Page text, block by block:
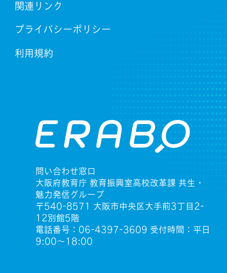
関連リンク
プライバシーポリシー
利用規約
問い合わせ窓口
大阪府教育庁 教育振興室高校改革課 共生・
魅力発信グループ
〒540-8571 大阪市中央区大手前3丁目2-
12別館5階
電話番号：06-4397-3609 受付時間：平日
9:00〜18:00